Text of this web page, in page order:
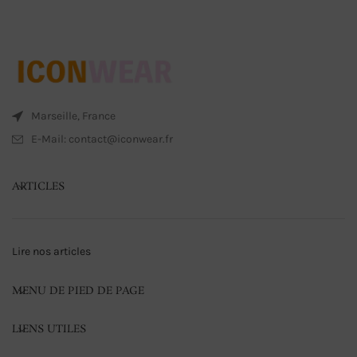
Marseille, France
E-Mail: contact@iconwear.fr
ARTICLES
Lire nos articles
MENU DE PIED DE PAGE
LIENS UTILES